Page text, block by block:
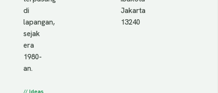
di
lapangan,
sejak
era
1980-
an.
Jakarta
13240